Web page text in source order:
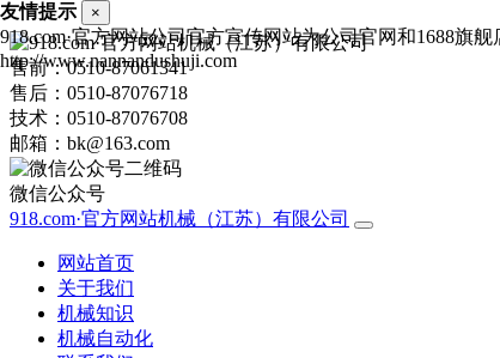
售前：0510-87061341
售后：0510-87076718
技术：0510-87076708
邮箱：bk@163.com
微信公众号
918.com·官方网站机械（江苏）有限公司
网站首页
关于我们
机械知识
机械自动化
友情提示 ×
918.com·官方网站公司官方宣传网站为公司官网和1688旗
http://www.nannandushuji.com